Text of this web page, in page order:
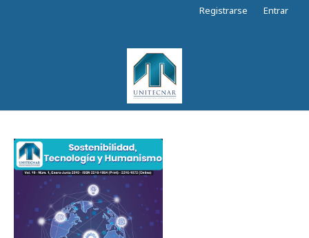
Registrarse Entrar